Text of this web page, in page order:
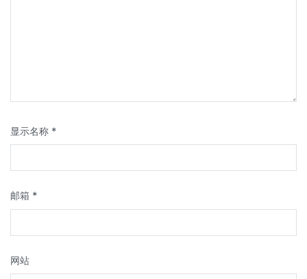
显示名称 *
邮箱 *
网站